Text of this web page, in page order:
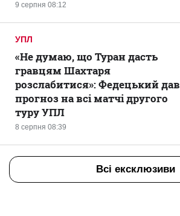
9 серпня 08:12
УПЛ
8 серпня 08:39
«Не думаю, що Туран дасть
гравцям Шахтаря
розслабитися»: Федецький дав
прогноз на всі матчі другого
туру УПЛ
Всі ексклюзиви